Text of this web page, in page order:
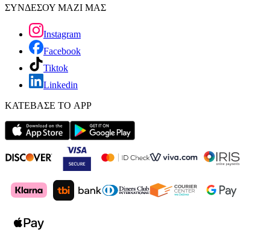
ΣΥΝΔΕΣΟΥ ΜΑΖΙ ΜΑΣ
Instagram
Facebook
Tiktok
Linkedin
ΚΑΤΕΒΑΣΕ ΤΟ APP